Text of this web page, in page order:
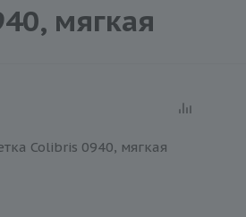
мягкая